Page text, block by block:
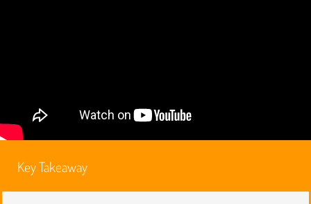
Key Takeaway